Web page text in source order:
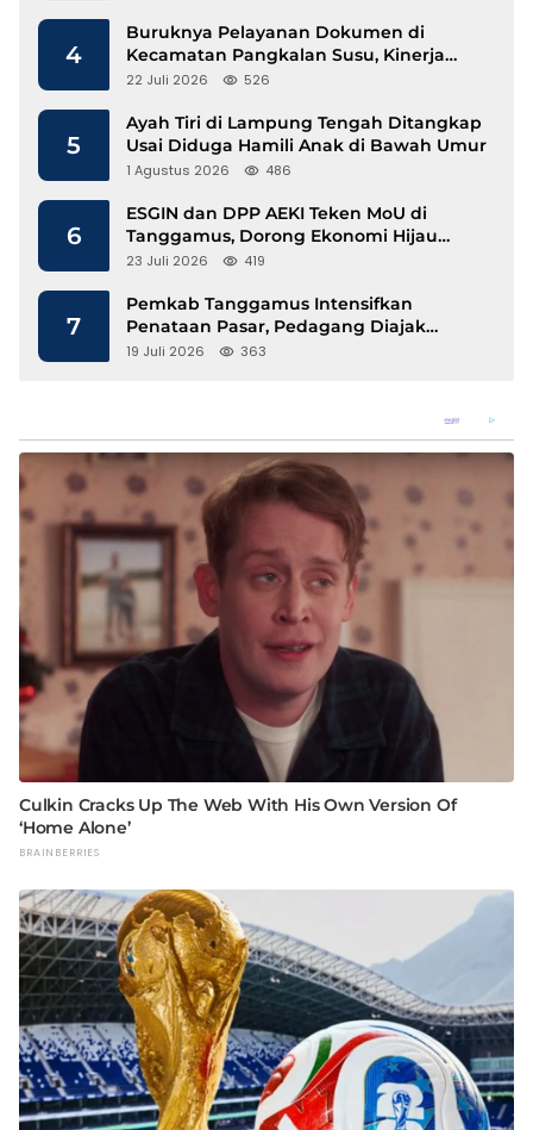
4
Buruknya Pelayanan Dokumen di
Kecamatan Pangkalan Susu, Kinerja
Disdukcapil Langkat Disorot
22 Juli 2026 526
5
Ayah Tiri di Lampung Tengah Ditangkap
Usai Diduga Hamili Anak di Bawah Umur
1 Agustus 2026 486
6
ESGIN dan DPP AEKI Teken MoU di
Tanggamus, Dorong Ekonomi Hijau
Berbasis Kopi dan Perdagangan Karbon
23 Juli 2026 419
7
Pemkab Tanggamus Intensifkan
Penataan Pasar, Pedagang Diajak
Tempati Pasar Modern Talang Padang
19 Juli 2026 363